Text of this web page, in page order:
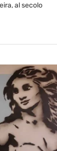
al secolo